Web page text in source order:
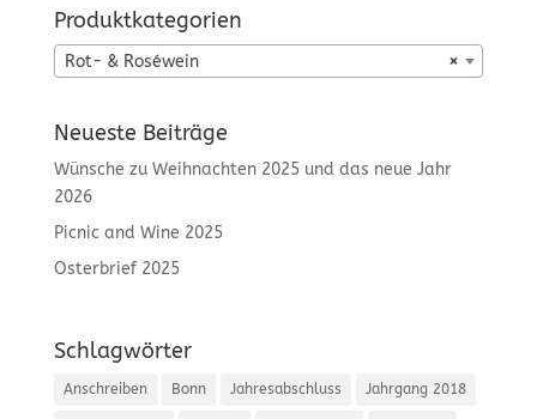
Produktkategorien
×
Rot- & Roséwein
Neueste Beiträge
Wünsche zu Weihnachten 2025 und das neue Jahr
2026
Picnic and Wine 2025
Osterbrief 2025
Schlagwörter
Anschreiben Bonn Jahresabschluss Jahrgang 2018